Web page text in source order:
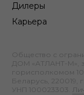
Дилеры
Карьера
Общество с
ДОМ «АТЛАНТ-М»,
горисполкомом
Беларусь, 220019,
УНП 100023303.